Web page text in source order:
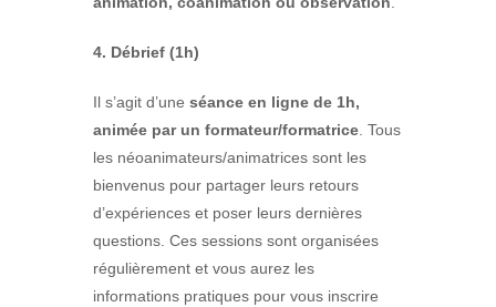
4. Débrief (1h)
Il s’agit d’une séance en ligne de 1h,
animée par un formateur/formatrice . Tous
les néoanimateurs/animatrices sont les
bienvenus pour partager leurs retours
d’expériences et poser leurs dernières
questions. Ces sessions sont organisées
régulièrement et vous aurez les
informations pratiques pour vous inscrire